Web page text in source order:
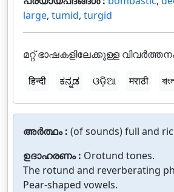
large, tumid, turgid
മറ്റ് ഭാഷകളിലേക്കുള്ള
हिन्दी
ಕನ್ನಡ ଓଡ଼ିଆ मराठी
അർത്ഥം : (of sounds) full and
ഉദാഹരണം : Orotund tones.
The rotund and reverberating
Pear-shaped vowels.